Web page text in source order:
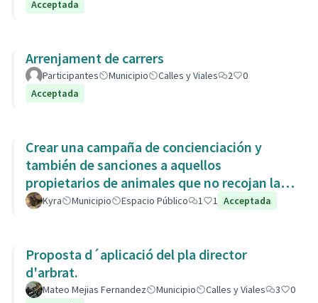
Acceptada
Arrenjament de carrers
Participantes Municipio Calles y Viales 2
0
Acceptada
Crear una campaña de concienciación y
también de sanciones a aquellos
propietarios de animales que no recojan las
heces de las aceras. Es responsabili
Kyra Municipio Espacio Público 1 1 Acceptada
Proposta d´aplicació del pla director
d'arbrat.
Mateo Mejias Fernandez Municipio Calles y Viales 3
0